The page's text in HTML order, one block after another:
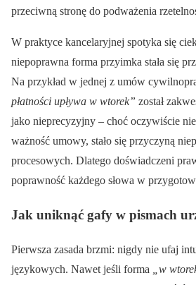
przeciwną stronę do podważenia
W praktyce kancelaryjnej spotyka się
niepoprawna forma przyimka stała się
Na przykład w jednej z umów
płatności upływa w wtorek” został
jako nieprecyzyjny – choć oczywiście nie
ważność umowy, stało się przyczyną
procesowych. Dlatego doświadczeni
poprawność każdego słowa w
Jak uniknąć gafy w pismach
Pierwsza zasada brzmi: nigdy nie ufaj
językowych. Nawet jeśli forma
„w